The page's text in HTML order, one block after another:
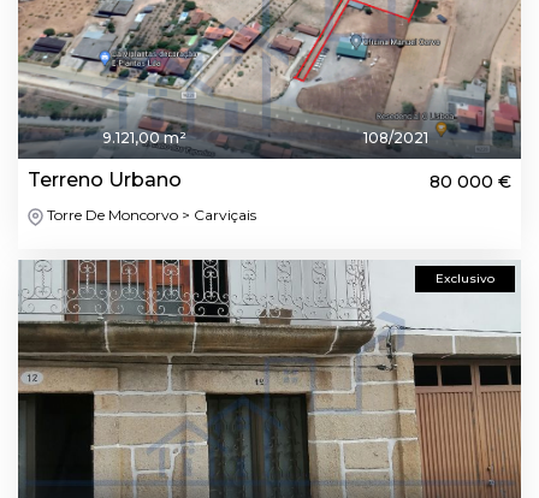
9.121,00 m² 108/2021
Terreno Urbano 80 000 €
Torre De Moncorvo > Carviçais
Exclusivo